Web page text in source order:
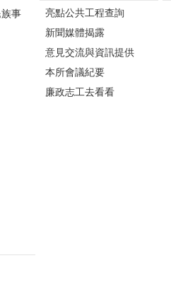
事
亮點公共工程查詢
新聞媒體揭露
意見交流與資訊提供
本所會議紀要
廉政志工去看看